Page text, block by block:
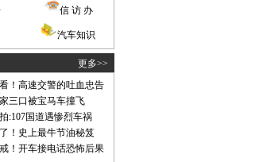
信 访 办
汽车知识
更多>>
！高速交警的吐血忠告
三口被宝马车撞飞
:107国道遇惨烈车祸
！史上最牛节油秘笈
！开车接电话恐怖后果